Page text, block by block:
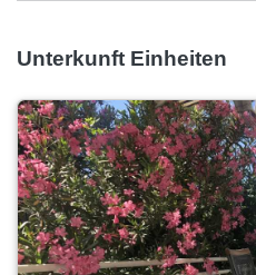
Unterkunft Einheiten